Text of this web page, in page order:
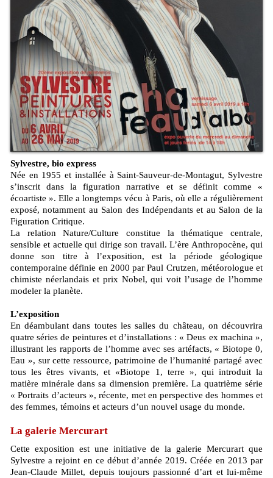
Sylvestre, bio express
Née en 1955 et installée à Saint-Sauveur-de-Montagut, Sylvestre
s’inscrit dans la figuration narrative et se définit comme «
écoartiste ». Elle a longtemps vécu à Paris, où elle a régulièrement
exposé, notamment au Salon des Indépendants et au Salon de la
Figuration Critique.
La relation Nature/Culture constitue la thématique centrale,
sensible et actuelle qui dirige son travail. L’ère Anthropocène, qui
donne son titre à l’exposition, est la période géologique
contemporaine définie en 2000 par Paul Crutzen, météorologue et
chimiste néerlandais et prix Nobel, qui voit l’usage de l’homme
modeler la planète.
L’exposition
En déambulant dans toutes les salles du château, on découvrira
quatre séries de peintures et d’installations : « Deus ex machina »,
illustrant les rapports de l’homme avec ses artéfacts, « Biotope 0,
Eau », sur cette ressource, patrimoine de l’humanité partagé avec
tous les êtres vivants, et «Biotope 1, terre », qui introduit la
matière minérale dans sa dimension première. La quatrième série
« Portraits d’acteurs », récente, met en perspective des hommes et
des femmes, témoins et acteurs d’un nouvel usage du monde.
La galerie Mercurart
Cette exposition est une initiative de la galerie Mercurart que
Sylvestre a rejoint en ce début d’année 2019. Créée en 2013 par
Jean-Claude Millet, depuis toujours passionné d’art et lui-même